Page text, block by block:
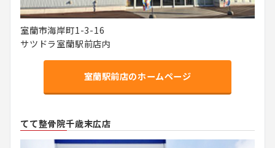
室蘭市海岸町1-3-16
サツドラ室蘭駅前店内
室蘭駅前店のホームページ
てて整骨院千歳末広店